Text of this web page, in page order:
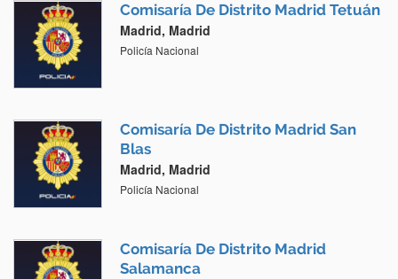
Comisaría De Distrito Madrid Tetuán
Madrid, Madrid
Policía Nacional
Comisaría De Distrito Madrid San
Blas
Madrid, Madrid
Policía Nacional
Comisaría De Distrito Madrid
Salamanca